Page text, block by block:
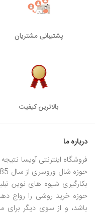
پشتیبانی مشتریان
بالاترین کیفیت
درباره ما
فروشگاه اینترنتی آویسا
بکارگیری شیوه های نوین
حوزه خرید روشی را رواج
باشد، و از سوی دیگر برای